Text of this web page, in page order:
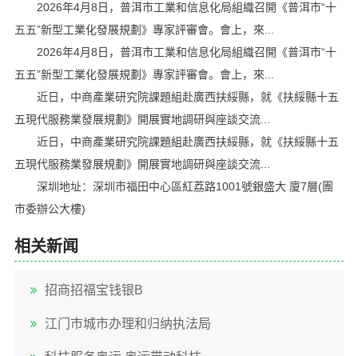
2026年4月8日，普洱市工業和信息化局組織召開《普洱市“十
五五”新型工業化發展規劃》專家評審會。會上，來...
2026年4月8日，普洱市工業和信息化局組織召開《普洱市“十
五五”新型工業化發展規劃》專家評審會。會上，來...
近日，中商產業研究院課題組赴廣西扶綏縣，就《扶綏縣十五
五現代服務業發展規劃》開展實地調研與座談交流...
近日，中商產業研究院課題組赴廣西扶綏縣，就《扶綏縣十五
五現代服務業發展規劃》開展實地調研與座談交流...
深圳地址：深圳市福田中心區紅荔路1001號銀盛大 廈7層(團
市委辦公大樓)
相关新闻
招商招福宝钱银B
江门市城市办理和归纳执法局